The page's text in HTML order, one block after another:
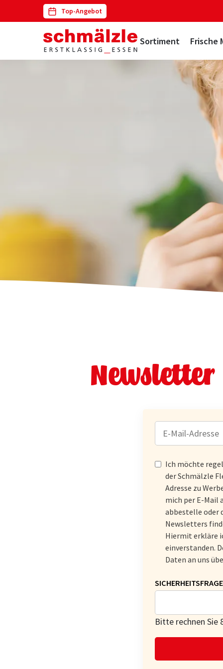
Top-Angebot
Navigation
Sortiment Frische
MAIL-
Ich möchte
der Schmälzle
Adresse zu
mich per E-Mail
abbestelle oder
Newsletters
Hiermit erkläre
einverstanden.
Daten an uns
PFLICHTFELD
SICHERHEITSFRAGE
Bitte rechnen Sie